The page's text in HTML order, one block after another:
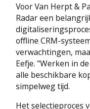
Voor Van Herpt &
Radar een
offline CRM-
verwachtingen,
Eefje. "Werken in
alle beschikbare
simpelweg tijd.
Het selectieproces